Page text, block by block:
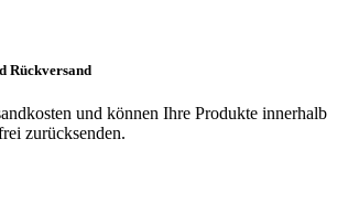
Rückversand
und können Ihre Produkte innerhalb
zurücksenden.